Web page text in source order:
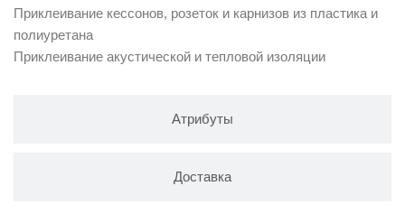
Атрибуты
Доставка
Приклеивание кессонов, розеток и карнизов из пластика и
полиуретана
Приклеивание акустической и тепловой изоляции